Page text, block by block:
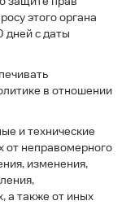
этого органа
дней с даты
в отношении
и технические
от неправомерного
изменения,
а также от иных